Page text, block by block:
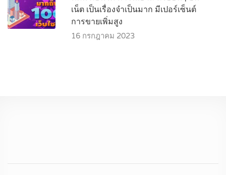
เน็ต เป็นเรื่องจำเป็นมาก มีเปอร์เซ็นต์
การขายเพิ่มสูง
16 กรกฎาคม 2023